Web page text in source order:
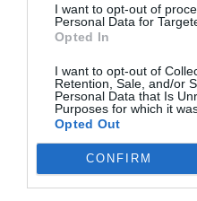
I want to opt-out of
Personal Data for
Opted In
I want to opt-out of
Retention, Sale, and/or
Personal Data that Is
Purposes for which it
Opted Out
CONFIRM